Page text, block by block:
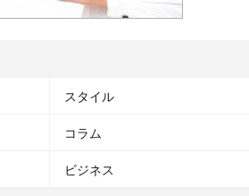
スタイル
コラム
ビジネス